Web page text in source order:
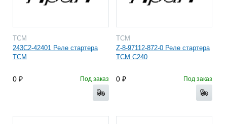
TCM
243C2-42401 Реле стартера
TCM
0 Под заказ
TCM
Z-8-97112-872-0 Реле стартера
TCM C240
0 Под заказ